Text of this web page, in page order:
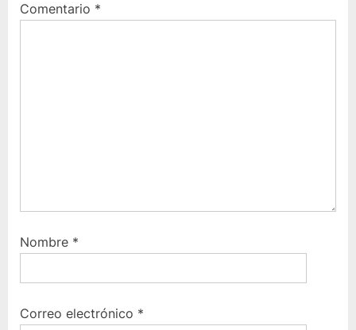
o
i
Comentario *
Nombre *
Correo electrónico *